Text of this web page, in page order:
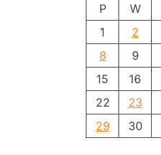
P
W
1
2
8
9
15
16
22
23
29
30